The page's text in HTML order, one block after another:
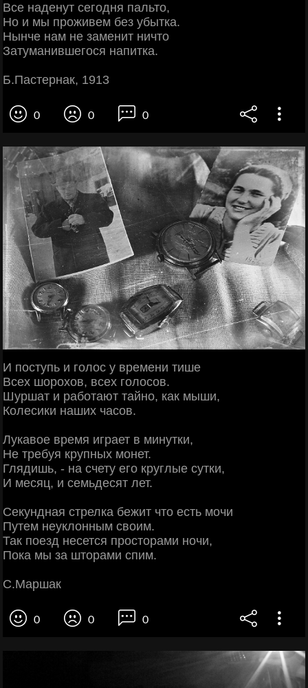
Все наденут сегодня пальто,
Но и мы проживем без убытка.
Нынче нам не заменит ничто
Затуманившегося напитка.
Б.Пастернак, 1913
0 0 0
И поступь и голос у времени тише
Всех шорохов, всех голосов.
Шуршат и работают тайно, как мыши,
Колесики наших часов.
Лукавое время играет в минутки,
Не требуя крупных монет.
Глядишь, - на счету его круглые сутки,
И месяц, и семьдесят лет.
Секундная стрелка бежит что есть мочи
Путем неуклонным своим.
Так поезд несется просторами ночи,
Пока мы за шторами спим.
С.Маршак
0 0 0